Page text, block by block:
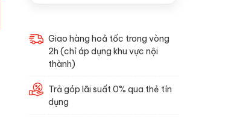
Giao hàng hoả tốc trong vòng
2h (chỉ áp dụng khu vực nội
thành)
Trả góp lãi suất 0% qua thẻ tín
dụng